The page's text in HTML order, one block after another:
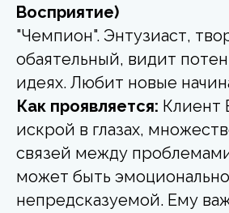
Восприятие)
"Чемпион". Энтузиаст,
обаятельный, видит
идеях. Любит новые
Как проявляется: Клиент
искрой в глазах,
связей между
может быть
непредсказуемой. Ему